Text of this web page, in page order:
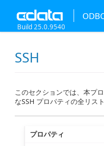
Build 25.0.9540
SSH
このセクションでは、本プ
なSSH プロパティの全リス
プロパティ